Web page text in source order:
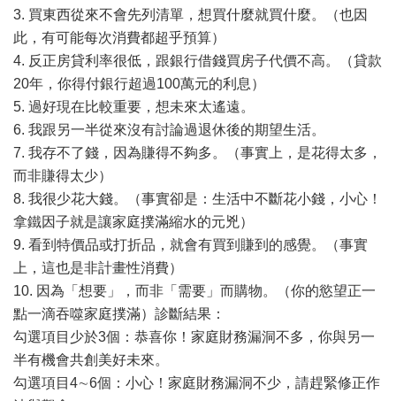
3. 買東西從來不會先列清單，想買什麼就買什麼。（也因
此，有可能每次消費都超乎預算）
4. 反正房貸利率很低，跟銀行借錢買房子代價不高。（貸款
20年，你得付銀行超過100萬元的利息）
5. 過好現在比較重要，想未來太遙遠。
6. 我跟另一半從來沒有討論過退休後的期望生活。
7. 我存不了錢，因為賺得不夠多。（事實上，是花得太多，
而非賺得太少）
8. 我很少花大錢。（事實卻是：生活中不斷花小錢，小心！
拿鐵因子就是讓家庭撲滿縮水的元兇）
9. 看到特價品或打折品，就會有買到賺到的感覺。（事實
上，這也是非計畫性消費）
10. 因為「想要」，而非「需要」而購物。（你的慾望正一
點一滴吞噬家庭撲滿）診斷結果：
勾選項目少於3個：恭喜你！家庭財務漏洞不多，你與另一
半有機會共創美好未來。
勾選項目4∼6個：小心！家庭財務漏洞不少，請趕緊修正作